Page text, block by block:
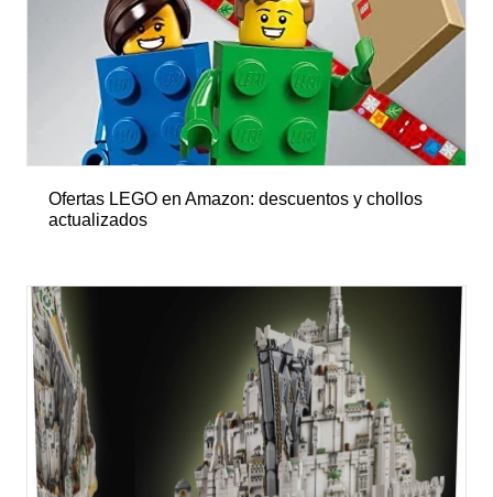
Ofertas LEGO en Amazon: descuentos y chollos
actualizados